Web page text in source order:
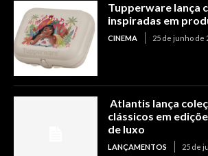
Tupperware lança
inspiradas em
CINEMA 25 de junho de
Atlantis lança
clássicos em
de luxo
LANÇAMENTOS 25 de